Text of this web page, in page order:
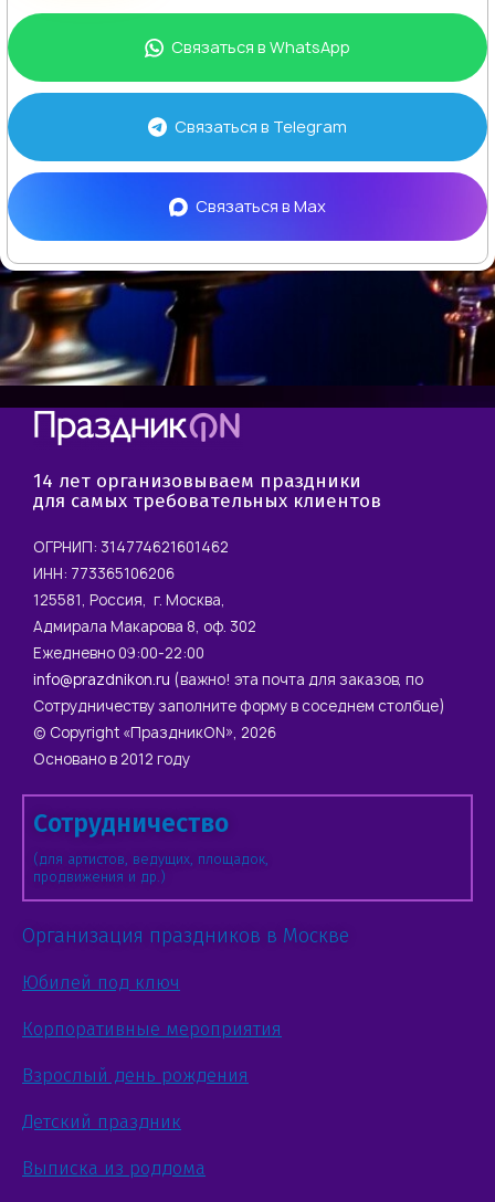
Связаться вWhatsApp
Связаться в Telegram
Связаться вMax
14 лет организовываем праздники
для самых требовательных клиентов
ОГРНИП: 314774621601462
ИНН: 773365106206
125581, Россия, г. Москва,
Адмирала Макарова 8, оф. 302
Ежедневно 09:00-22:00
info@prazdnikon.ru (важно! эта почта для заказов, по
Сотрудничеству заполните форму в соседнем столбце)
© Copyright «ПраздникON», 2026
Основано в 2012 году
Сотрудничество
(для артистов, ведущих, площадок,
продвижения и др.)
Организация праздников в Москве
Юбилей под ключ
Корпоративные мероприятия
Взрослый день рождения
Детский праздник
Выписка из роддома